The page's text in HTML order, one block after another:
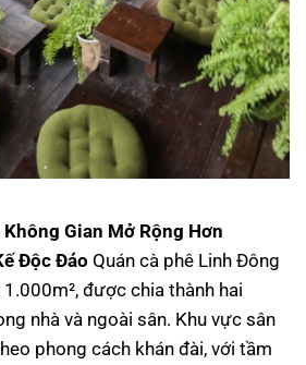
Gian Mở Rộng Hơn
Độc Đáo Quán cà phê Linh Đông
được chia thành hai
nhà và ngoài sân. Khu vực sân
phong cách khán đài, với tầm